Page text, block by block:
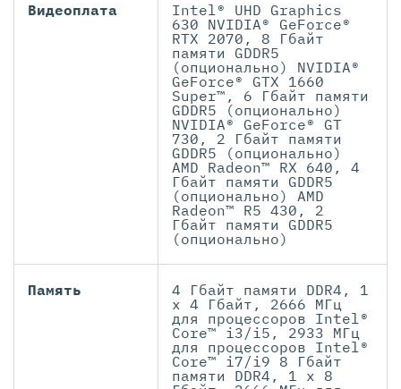
Видеоплата
Intel® UHD Graphics
630 NVIDIA® GeForce®
RTX 2070, 8 Гбайт
памяти GDDR5
(опционально) NVIDIA®
GeForce® GTX 1660
Super™, 6 Гбайт памяти
GDDR5 (опционально)
NVIDIA® GeForce® GT
730, 2 Гбайт памяти
GDDR5 (опционально)
AMD Radeon™ RX 640, 4
Гбайт памяти GDDR5
(опционально) AMD
Radeon™ R5 430, 2
Гбайт памяти GDDR5
(опционально)
Память
4 Гбайт памяти DDR4, 1
x 4 Гбайт, 2666 МГц
для процессоров Intel®
Core™ i3/i5, 2933 МГц
для процессоров Intel®
Core™ i7/i9 8 Гбайт
памяти DDR4, 1 x 8